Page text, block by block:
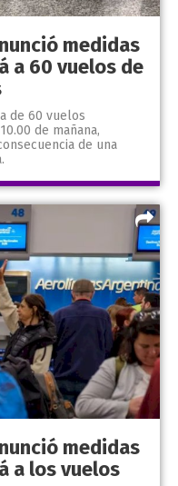
medidas
a 60 vuelos de
de 60 vuelos
de mañana,
de una
medidas
a los vuelos